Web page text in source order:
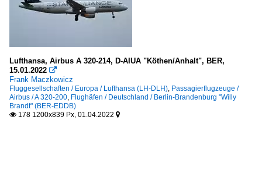
Lufthansa, Airbus A 320-214, D-AIUA "Köthen/Anhalt", BER,
15.01.2022 
Frank Maczkowicz
Fluggesellschaften / Europa / Lufthansa (LH-DLH), Passagierflugzeuge /
Airbus / A 320-200, Flughäfen / Deutschland / Berlin-Brandenburg "Willy
Brandt" (BER-EDDB)
 178 1200x839 Px, 01.04.2022 